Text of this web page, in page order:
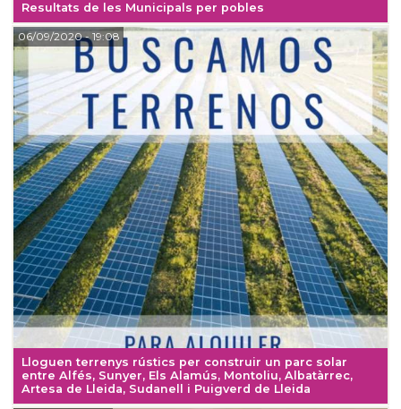
Resultats de les Municipals per pobles
Lloguen terrenys rústics per construir un parc solar
entre Alfés, Sunyer, Els Alamús, Montoliu, Albatàrrec,
Artesa de Lleida, Sudanell i Puigverd de Lleida
06/09/2020- 19:08